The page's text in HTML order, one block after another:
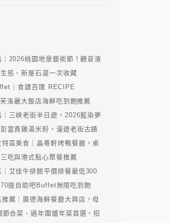
2026桃園地景藝術節！觀音濱
態、新屋石滬一次收藏
｜食譜百匯 RECIPE
洛麗大飯店海鮮吃到飽推薦
｜三峽老街半日遊，2026藍染夢
富貴雞湯米粉，漫遊老街古蹟
區美食｜晶粵軒烤鴨餐廳，桌
吃與港式點心聚餐推薦
｜艾佳牛排館平價排餐最低300
道自助吧Buffet無限吃到飽
薦｜廣德海鮮餐廳大興店，母
節合菜、過年圍爐年菜首選，招